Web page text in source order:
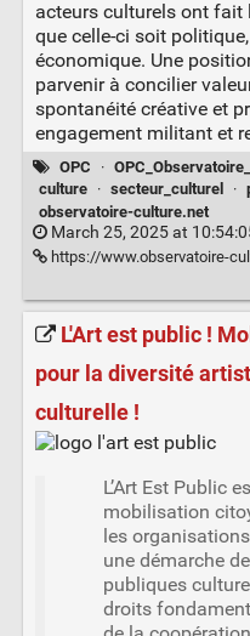
acteurs culturels ont fait
que celle-ci soit
économique. Une
parvenir à concilier
spontanéité créative et
engagement militant et
OPC ·
culture
· secteur_culturel ·
observatoire-culture.net
March 25, 2025 at
https://www.observatoire-culture.net/blog/2025/03/25/
L'Art est public !
pour la diversité
culturelle !
L’Art Est Public
mobilisation
les
une démarche
publiques
droits